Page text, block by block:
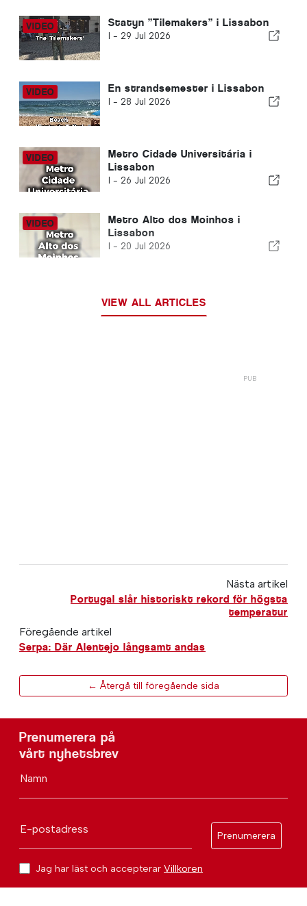
Statyn ”Tilemakers” i Lissabon
I - 29 Jul 2026
En strandsemester i Lissabon
I - 28 Jul 2026
Metro Cidade Universitária i
Lissabon
I - 26 Jul 2026
Metro Alto dos Moinhos i
Lissabon
I - 20 Jul 2026
VIEW ALL ARTICLES
Nästa artikel
Portugal slår historiskt rekord för högsta
temperatur
Föregående artikel
Serpa: Där Alentejo långsamt andas
← Återgå till föregående sida
Prenumerera på
vårt nyhetsbrev
Namn
E-postadress
Prenumerera
Jag har läst och accepterar Villkoren